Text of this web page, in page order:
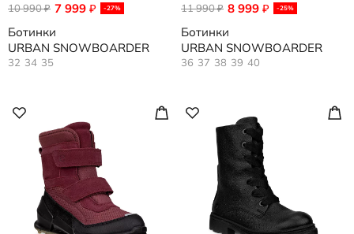
7 999 ₽ -27%
10 990₽
Ботинки
URBAN SNOWBOARDER
32 34 35
8 999 ₽ -25%
11 990₽
Ботинки
URBAN SNOWBOARDER
36 37 38 39 40